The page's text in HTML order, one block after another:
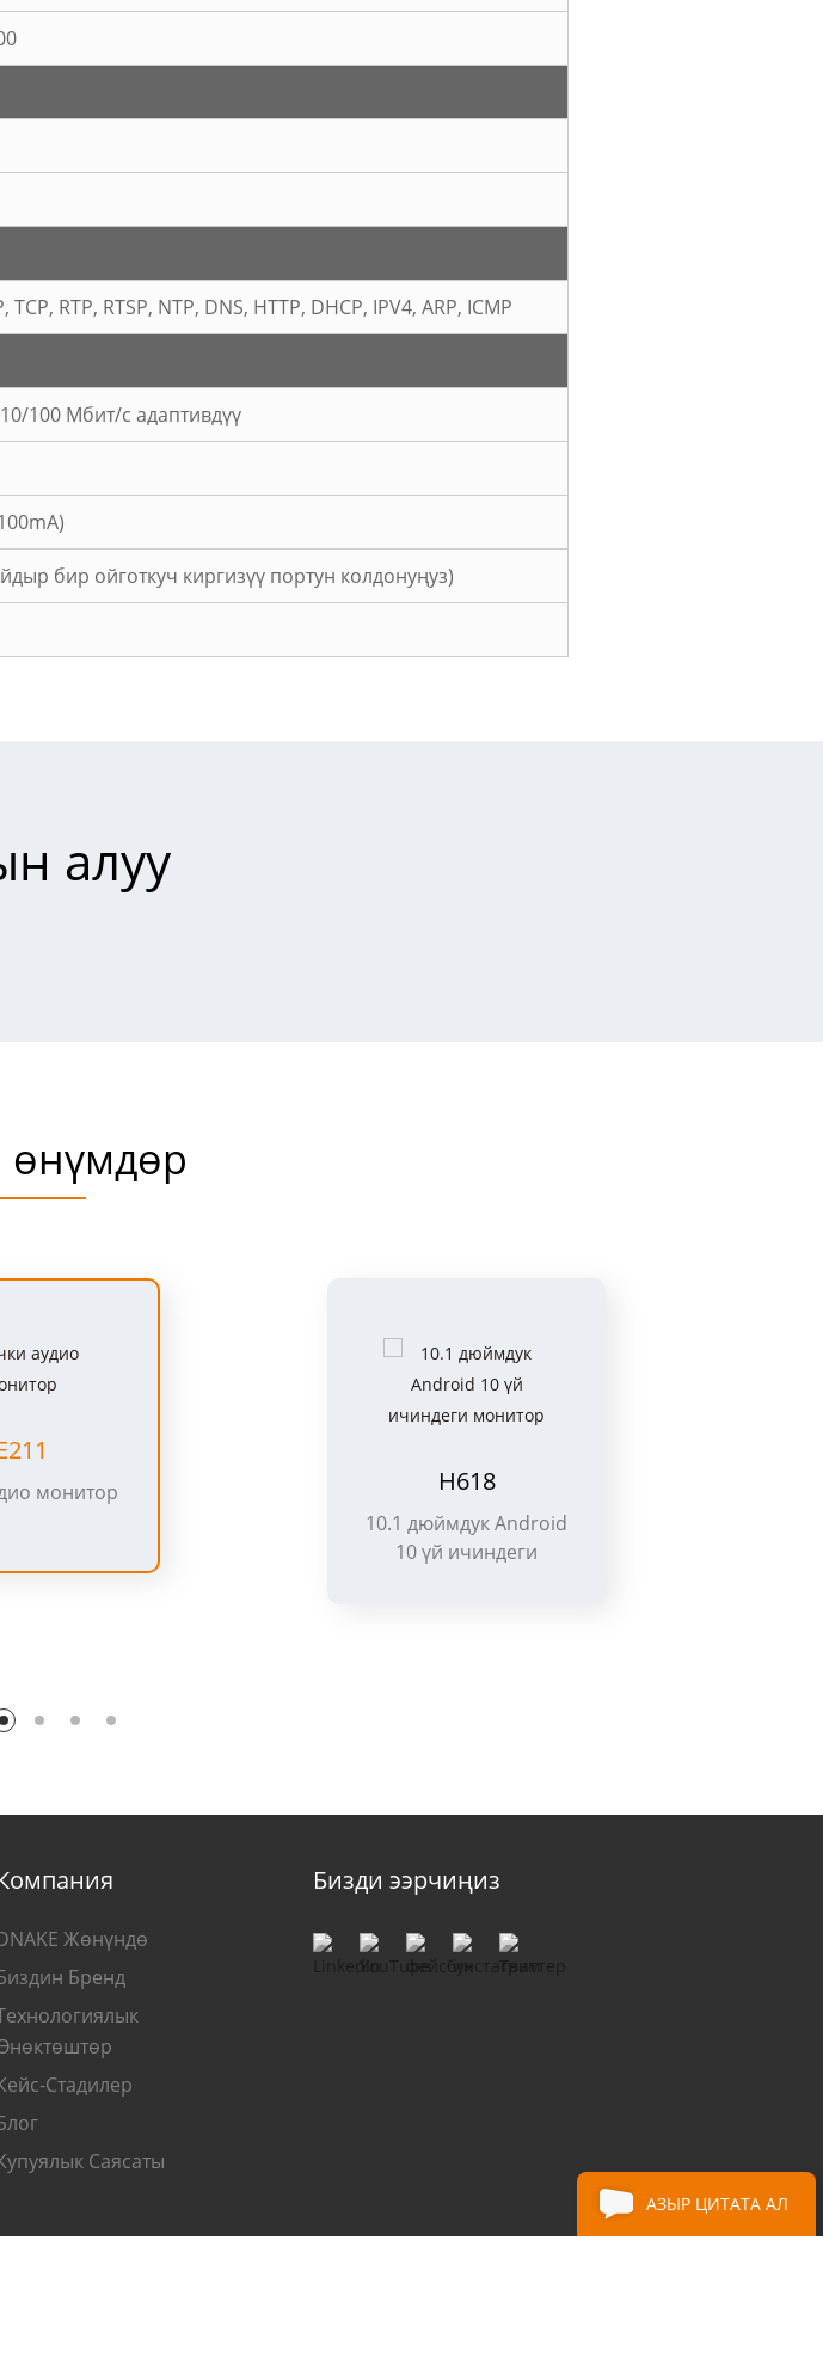
TCP, RTP, RTSP, NTP, DNS, HTTP, DHCP, IPV4, ARP, ICMP
10/100 Мбит/с адаптивдүү
бир ойготкуч киргизүү портун колдонуңуз)
алуу
монитор H618
10.1 дюймдук Android
10 үй ичиндеги
Жөнүндө
Бренд
Стадилер
Саясаты
Бизди ээрчиңиз
АЗЫР ЦИТАТА АЛ